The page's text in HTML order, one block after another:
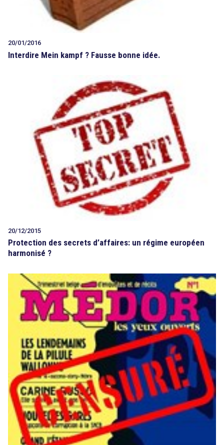
20/01/2016
Interdire Mein kampf ? Fausse bonne idée.
20/12/2015
Protection des secrets d’affaires: un régime européen
harmonisé ?